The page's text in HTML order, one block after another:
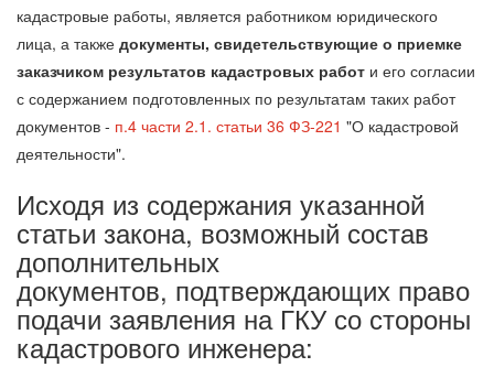
кадастровые работы, является работником юридического
лица, а также документы, свидетельствующие о приемке
заказчиком результатов кадастровых работ и его согласии
с содержанием подготовленных по результатам таких работ
документов - п.4 части 2.1. статьи 36 ФЗ-221 "О кадастровой
деятельности".
Исходя из содержания указанной
статьи закона, возможный состав
дополнительных
документов, подтверждающих право
подачи заявления на ГКУ со стороны
кадастрового инженера: